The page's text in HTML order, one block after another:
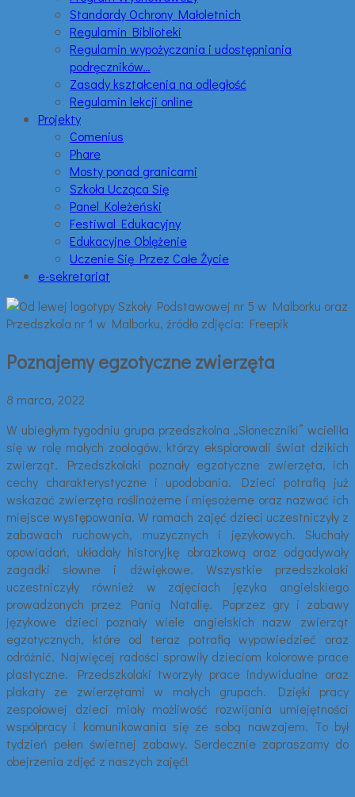
Standardy Ochrony Małoletnich
Regulamin Biblioteki
Regulamin wypożyczania i udostępniania
podręczników…
Zasady kształcenia na odległość
Regulamin lekcji online
Projekty
Comenius
Phare
Mosty ponad granicami
Szkoła Ucząca Się
Panel Koleżeński
Festiwal Edukacyjny
Edukacyjne Oblężenie
Uczenie Się Przez Całe Życie
e-sekretariat
Poznajemy egzotyczne zwierzęta
8 marca, 2022
W ubiegłym tygodniu grupa przedszkolna „Słoneczniki” wcieliła
się w rolę małych zoologów, którzy eksplorowali świat dzikich
zwierząt. Przedszkolaki poznały egzotyczne zwierzęta, ich
cechy charakterystyczne i upodobania. Dzieci potrafią już
wskazać zwierzęta roślinożerne i mięsożerne oraz nazwać ich
miejsce występowania. W ramach zajęć dzieci uczestniczyły z
zabawach ruchowych, muzycznych i językowych. Słuchały
opowiadań, układały historyjkę obrazkową oraz odgadywały
zagadki słowne i dźwiękowe. Wszystkie przedszkolaki
uczestniczyły również w zajęciach języka angielskiego
prowadzonych przez Panią Natalię. Poprzez gry i zabawy
językowe dzieci poznały wiele angielskich nazw zwierząt
egzotycznych, które od teraz potrafią wypowiedzieć oraz
odróżnić. Najwięcej radości sprawiły dzieciom kolorowe prace
plastyczne. Przedszkolaki tworzyły prace indywidualne oraz
plakaty ze zwierzętami w małych grupach. Dzięki pracy
zespołowej dzieci miały możliwość rozwijania umiejętności
współpracy i komunikowania się ze sobą nawzajem. To był
tydzień pełen świetnej zabawy. Serdecznie zapraszamy do
obejrzenia zdjęć z naszych zajęć!